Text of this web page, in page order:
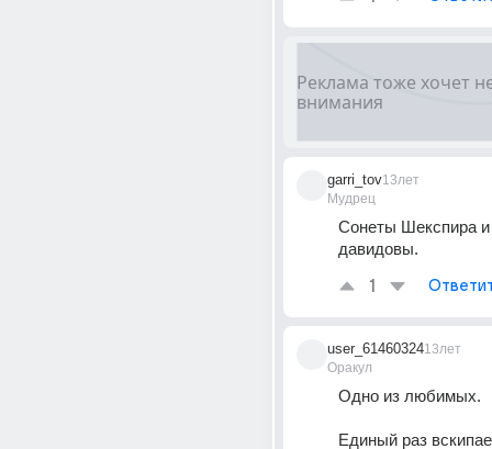
garri_tov
Мудрец
13лет
Сонеты Шекспира
давидовы.
1
user_61460324
Оракул
13лет
Одно из любимых.
Единый раз